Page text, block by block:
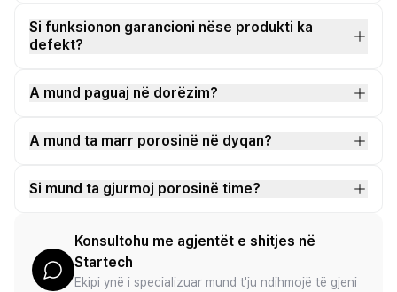
Si funksionon garancioni nëse produkti ka
defekt?
A mund paguaj në dorëzim?
A mund ta marr porosinë në dyqan?
Si mund ta gjurmoj porosinë time?
Konsultohu me agjentët e shitjes në
Startech
Ekipi ynë i specializuar mund t'ju ndihmojë të gjeni